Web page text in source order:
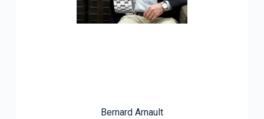
Bernard Arnault